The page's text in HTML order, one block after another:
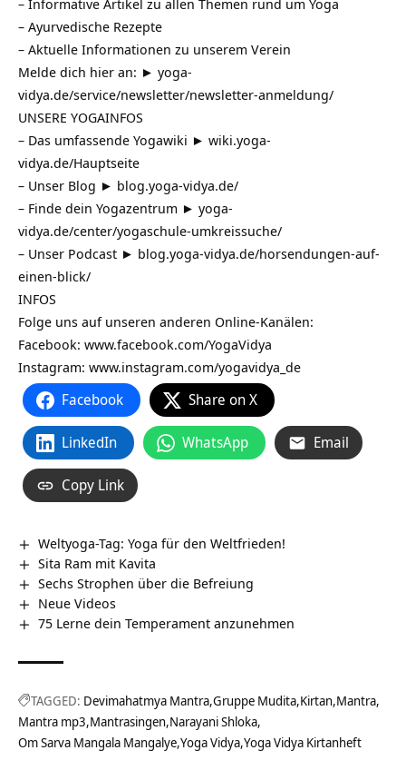
– Informative Artikel zu allen Themen rund um Yoga
– Ayurvedische Rezepte
– Aktuelle Informationen zu unserem Verein
Melde dich hier an: ► yoga-
vidya.de/service/newsletter/newsletter-anmeldung/
UNSERE YOGAINFOS
– Das umfassende Yogawiki ► wiki.yoga-
vidya.de/Hauptseite
– Unser Blog ► blog.yoga-vidya.de/
– Finde dein Yogazentrum ► yoga-
vidya.de/center/yogaschule-umkreissuche/
– Unser Podcast ► blog.yoga-vidya.de/horsendungen-auf-
einen-blick/
INFOS
Folge uns auf unseren anderen Online-Kanälen:
Facebook: www.facebook.com/YogaVidya
Instagram: www.instagram.com/yogavidya_de
Facebook Share on X
LinkedIn WhatsApp Email
Copy Link
Weltyoga-Tag: Yoga für den Weltfrieden!
Sita Ram mit Kavita
Sechs Strophen über die Befreiung
Neue Videos
75 Lerne dein Temperament anzunehmen
TAGGED: Devimahatmya Mantra Gruppe Mudita Kirtan Mantra
Mantra mp3 Mantrasingen Narayani Shloka
Om Sarva Mangala Mangalye Yoga Vidya Yoga Vidya Kirtanheft